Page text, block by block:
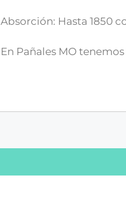
Absorción: Hasta 1850
En Pañales MO